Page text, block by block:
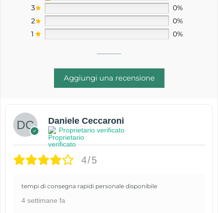
3
0%
2
0%
1
0%
Aggiungi una recensione
Daniele Ceccaroni
Proprietario verificato
4/5
tempi di consegna rapidi personale disponibile
4 settimane fa